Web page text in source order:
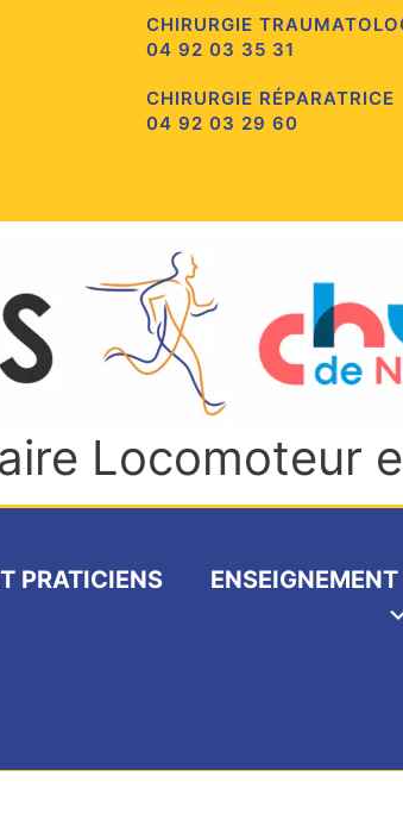
CHIRURGIE
04 92 03 35 31
CHIRURGIE RÉPARATRICE
04 92 03 29 60
Locomoteur
PRATICIENS